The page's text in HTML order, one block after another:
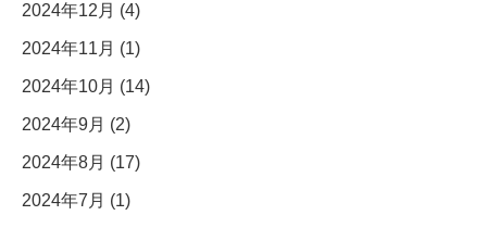
2024年12月 (4)
2024年11月 (1)
2024年10月 (14)
2024年9月 (2)
2024年8月 (17)
2024年7月 (1)